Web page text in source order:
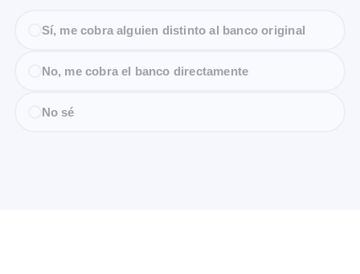
Sí, me cobra alguien distinto al banco original
No, me cobra el banco directamente
No sé